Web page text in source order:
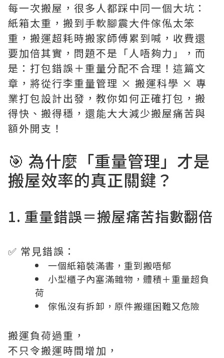
每一次搬屋，很多人都踩中同一個大坑：
紙箱太重，搬到手軟腳震大件傢俬太笨
重，搬運超耗時搬家師傅累到喊，收費還
要加倍其實，問題不是「人唔夠力」，而
是：打包錯誤＋重量分配不合理！這篇文
章，將從行李重量管理 × 搬運科學 × 專
業打包設計出發，教你如何正確打包，搬
得快、搬得穩，還能大大減少搬屋痛苦與
額外開支！
🎯 為什麼「重量管理」才是
搬屋效率的真正關鍵？
1. 重量錯誤＝搬屋痛苦指數翻倍
✅ 常見錯誤：
一個紙箱裝滿書，重到搬唔郁
小型櫃子內塞滿雜物，體積＋重量超負
荷
傢俬沒有拆卸，原件搬運困難又危險
搬運負荷過重，
不只令搬運時間增加，